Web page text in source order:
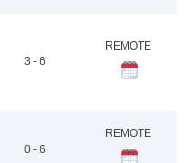
3 - 6
REMOTE
0 - 6
REMOTE